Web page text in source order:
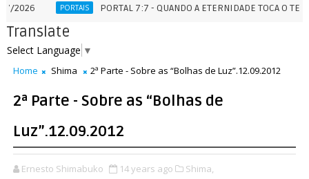
PORTAIS PORTAL 7:7 - QUANDO A ETERNIDADE TOCA O TEMPO - 07/
Translate
Select Language ▼
Home Shima 2ª Parte - Sobre as “Bolhas de Luz”.12.09.2012
2ª Parte - Sobre as “Bolhas de
Luz”.12.09.2012
Ernesto Shimabuko 14 years ago Shima,